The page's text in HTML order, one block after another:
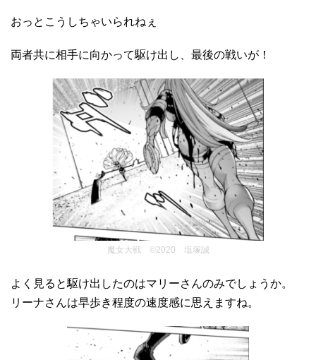
おっとこうしちゃいられねぇ
両者共に相手に向かって駆け出し、最後の戦いが！
魔女大戦 ©2020 塩塚誠
よく見ると駆け出したのはマリーさんのみでしょうか。
リーナさんは早歩き程度の速度感に思えますね。